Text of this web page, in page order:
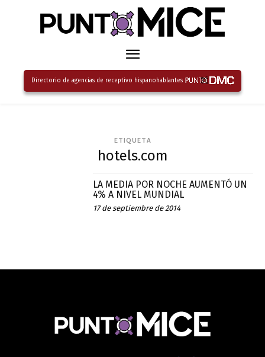
Directorio de agencias de receptivo hispanohablantes
ETIQUETA
hotels.com
LA MEDIA POR NOCHE AUMENTÓ UN
4% A NIVEL MUNDIAL
17 de septiembre de 2014